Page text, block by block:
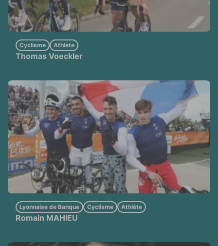
Thomas Voeckler
Cyclisme Athlète
Romain MAHIEU
Lyonnaise de Banque Cyclisme Athlète